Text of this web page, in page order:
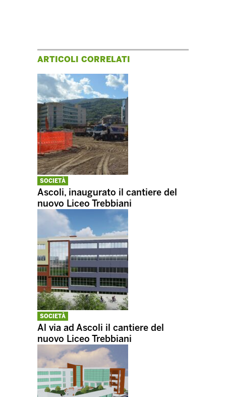
ARTICOLI CORRELATI
SOCIETÀ
Ascoli, inaugurato il cantiere del
nuovo Liceo Trebbiani
SOCIETÀ
Al via ad Ascoli il cantiere del
nuovo Liceo Trebbiani